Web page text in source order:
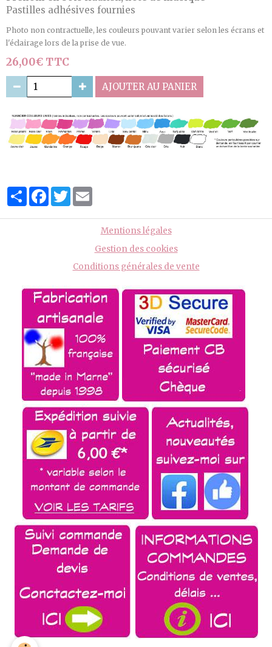
Pastilles adhésives fournies
Photo non contractuelle, les couleurs pouvant varier selon les écrans et
l'éclairage lors de la prise de vue.
26,00€ TTC
AJOUTER AU PANIER
PartagerFacebook
Twitter
Mentions légales
Gestion des cookies
Conditions générales de vente